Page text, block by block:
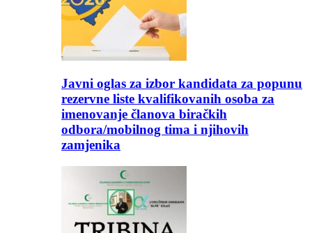
Javni oglas za izbor kandidata za popunu
rezervne liste kvalifikovanih osoba za
imenovanje članova biračkih
odbora/mobilnog tima i njihovih
zamjenika